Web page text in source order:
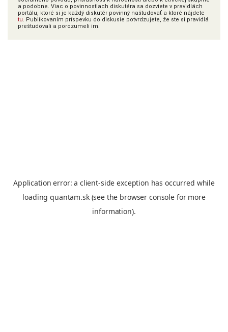
a podobne. Viac o povinnostiach diskutéra sa dozviete v pravidlách
portálu, ktoré si je každý diskutér povinný naštudovať a ktoré nájdete
tu. Publikovaním príspevku do diskusie potvrdzujete, že ste si pravidlá
preštudovali a porozumeli im.